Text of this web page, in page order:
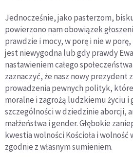
Jednocześnie, jako pasterzom,
powierzono nam obowiązek
prawdzie i mocy, w porę i nie w
jest niewygodna lub gdy prawdy
nastawieniem całego
zaznaczyć, że nasz nowy prezydent
prowadzenia pewnych polityk,
moralne i zagrożą ludzkiemu życiu i
szczególności w dziedzinie aborcji,
małżeństwa i gender. Głębokie
kwestia wolności Kościoła i wolność
zgodnie z własnym sumieniem.